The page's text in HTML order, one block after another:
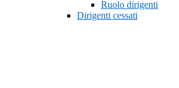
Ruolo dirigenti
Dirigenti cessati